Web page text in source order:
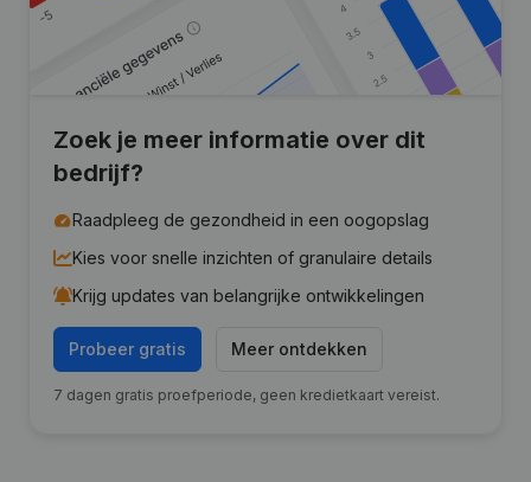
Zoek je meer informatie over dit
bedrijf?
Raadpleeg de gezondheid in een oogopslag
Kies voor snelle inzichten of granulaire details
Krijg updates van belangrijke ontwikkelingen
Probeer gratis Meer ontdekken
7 dagen gratis proefperiode, geen kredietkaart vereist.